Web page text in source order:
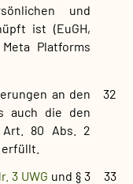
und
ist (EuGH,
Platforms
32
an den
auch die den
Art. 80 Abs. 2
33
3 UWG und § 3